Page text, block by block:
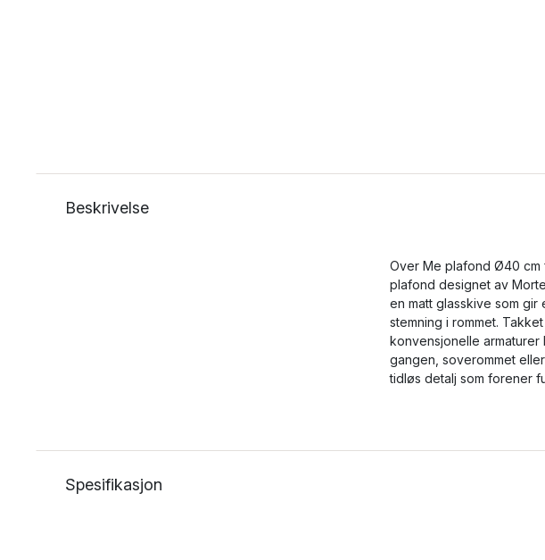
Beskrivelse
Over Me plafond Ø40 cm
plafond designet av
en matt glasskive som
stemning i rommet.
konvensjonelle
gangen, soverommet
tidløs detalj som forener
Spesifikasjon